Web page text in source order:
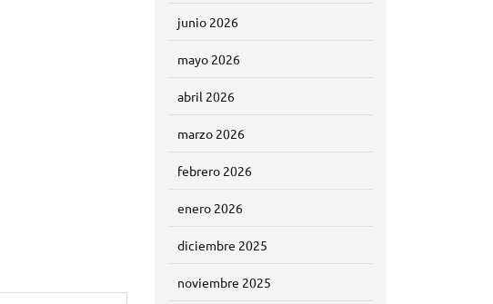
junio 2026
mayo 2026
abril 2026
marzo 2026
febrero 2026
enero 2026
diciembre 2025
noviembre 2025